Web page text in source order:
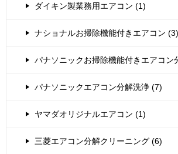
ダイキン製業務用エアコン (1)
ナショナルお掃除機能付きエアコン (3)
パナソニックお掃除機能付きエアコン
パナソニックエアコン分解洗浄 (7)
ヤマダオリジナルエアコン (1)
三菱エアコン分解クリーニング (6)